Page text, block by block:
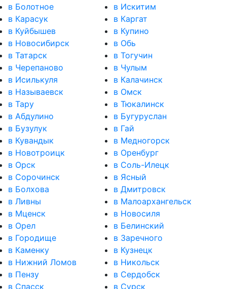
в Болотное
в Искитим
в Карасук
в Каргат
в Куйбышев
в Купино
в Новосибирск
в Обь
в Татарск
в Тогучин
в Черепаново
в Чулым
в Исилькуля
в Калачинск
в Называевск
в Омск
в Тару
в Тюкалинск
в Абдулино
в Бугуруслан
в Бузулук
в Гай
в Кувандык
в Медногорск
в Новотроицк
в Оренбург
в Орск
в Соль-Илецк
в Сорочинск
в Ясный
в Болхова
в Дмитровск
в Ливны
в Малоархангельск
в Мценск
в Новосиля
в Орел
в Белинский
в Городище
в Заречного
в Каменку
в Кузнецк
в Нижний Ломов
в Никольск
в Пензу
в Сердобск
в Спасск
в Сурск